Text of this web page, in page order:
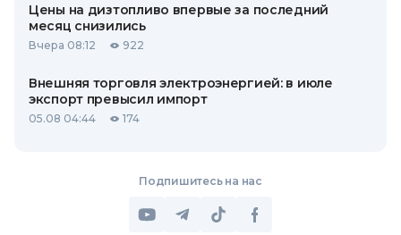
Цены на дизтопливо впервые за последний
месяц снизились
Вчера 08:12 922
Внешняя торговля электроэнергией: в июле
экспорт превысил импорт
05.08 04:44 174
Подпишитесь на нас